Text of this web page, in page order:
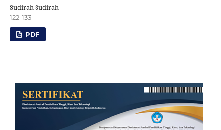
Sudirah Sudirah
122-133
PDF